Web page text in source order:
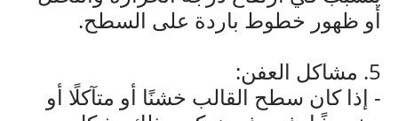
أو ظهور خطوط باردة على السطح.
5. مشاكل العفن:
- إذا كان سطح القالب خشنًا أو متآكلًا أو